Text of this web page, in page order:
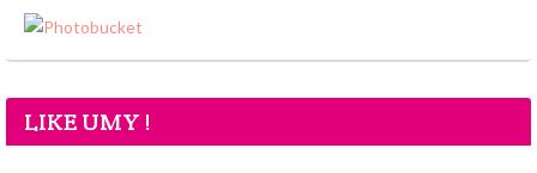
LIKE UMY !